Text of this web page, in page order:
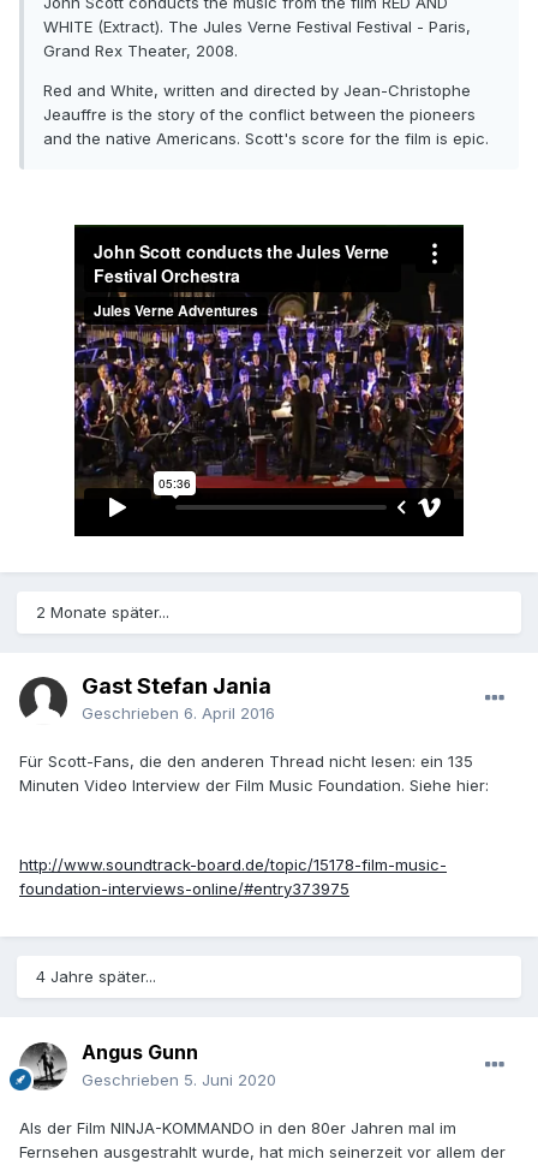
WHITE (Extract). The Jules Verne Festival Festival - Paris,
Grand Rex Theater, 2008.
Red and White, written and directed by Jean-Christophe
Jeauffre is the story of the conflict between the pioneers
and the native Americans. Scott's score for the film is epic.
2 Monate später...
Gast Stefan Jania
Geschrieben 6. April 2016
Für Scott-Fans, die den anderen Thread nicht lesen: ein 135
Minuten Video Interview der Film Music Foundation. Siehe hier:
http://www.soundtrack-board.de/topic/15178-film-music-
foundation-interviews-online/#entry373975
4 Jahre später...
Angus Gunn
Geschrieben 5. Juni 2020
Als der Film NINJA-KOMMANDO in den 80er Jahren mal im
Fernsehen ausgestrahlt wurde, hat mich seinerzeit vor allem der